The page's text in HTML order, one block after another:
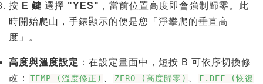
按 E 鍵 選擇 "YES" ，當前位置高度即會強制歸零。此
時開始爬山，手錶顯示的便是您「淨攀爬的垂直高
度」。
高度與溫度設定 ：在設定畫面中，短按 B 可依序切換修
改：
TEMP (溫度修正) ZERO (高度歸零)
F.DEF (恢復